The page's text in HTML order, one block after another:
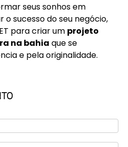
seus sonhos em
o sucesso do seu negócio,
para criar um projeto
na bahia que se
e pela originalidade.